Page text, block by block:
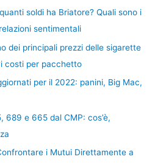
soldi ha Briatore? Quali sono i
sentimentali
dei principali prezzi delle sigarette
costi per pacchetto
per il 2022: panini, Big Mac,
689 e 665 dal CMP: cos’è,
i Mutui Direttamente a